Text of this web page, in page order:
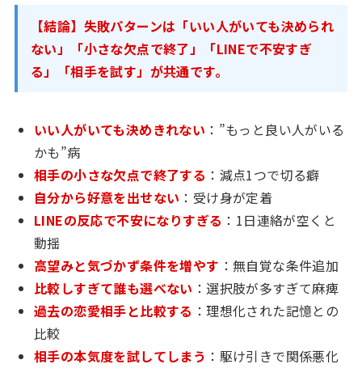
【結論】失敗パターンは「いい人がいても決められ
ない」「小さな欠点で終了」「LINEで不安すぎ
る」「相手を試す」が共通です。
いい人がいても決めきれない ：”もっと良い人がいる
かも”病
相手の小さな欠点で終了する ：減点1つで切る癖
自分から好意を出せない ：受け身が定着
LINEの反応で不安になりすぎる ：1日連絡が空くと
動揺
高望みと気づかず条件を増やす ：無自覚な条件追加
比較しすぎて誰も選べない ：選択肢が多すぎて麻痺
過去の恋愛相手と比較する ：理想化された記憶との
比較
相手の本気度を試してしまう ：駆け引きで関係悪化